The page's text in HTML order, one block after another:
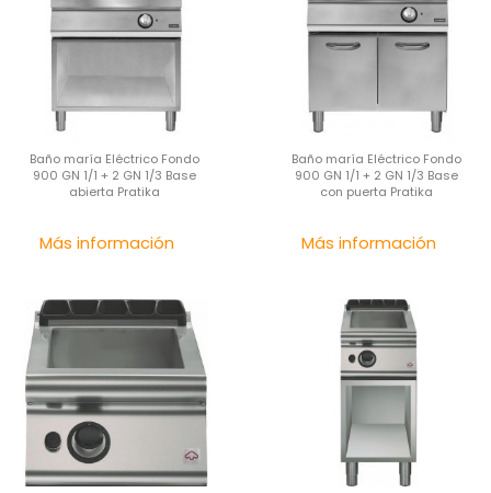
Baño maría Eléctrico Fondo
900 GN 1/1 + 2 GN 1/3 Base
abierta Pratika
Más información
Baño maría Eléctrico Fondo
900 GN 1/1 + 2 GN 1/3 Base
con puerta Pratika
Más información